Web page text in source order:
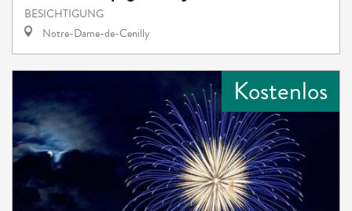
BESICHTIGUNG
Notre-Dame-de-Cenilly
Kostenlos